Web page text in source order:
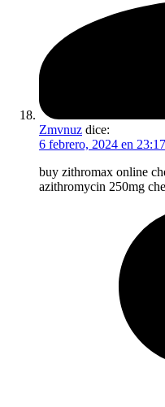
Zmvnuz dice:
6 febrero, 2024 en 23:17
buy zithromax online
azithromycin 250mg